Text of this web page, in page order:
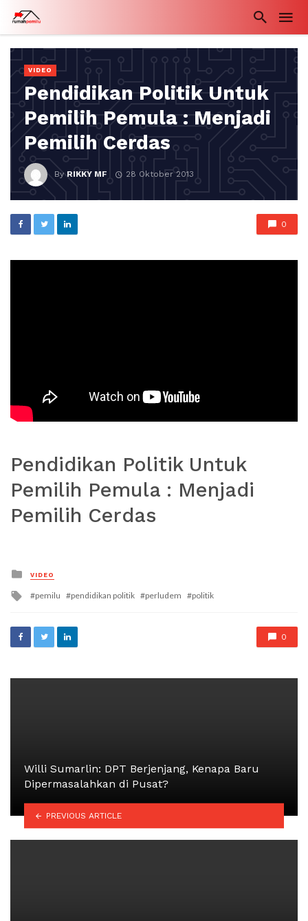
VIDEO
Pendidikan Politik Untuk
Pemilih Pemula : Menjadi
Pemilih Cerdas
ByRIKKY MF 28 Oktober 2013
0
Pendidikan Politik Untuk
Pemilih Pemula : Menjadi
Pemilih Cerdas
Posted
in
VIDEO
Tagged
pemilu pendidikan politik perludem politik
0
Willi Sumarlin: DPT Berjenjang, Kenapa Baru
Dipermasalahkan di Pusat?
PREVIOUS ARTICLE